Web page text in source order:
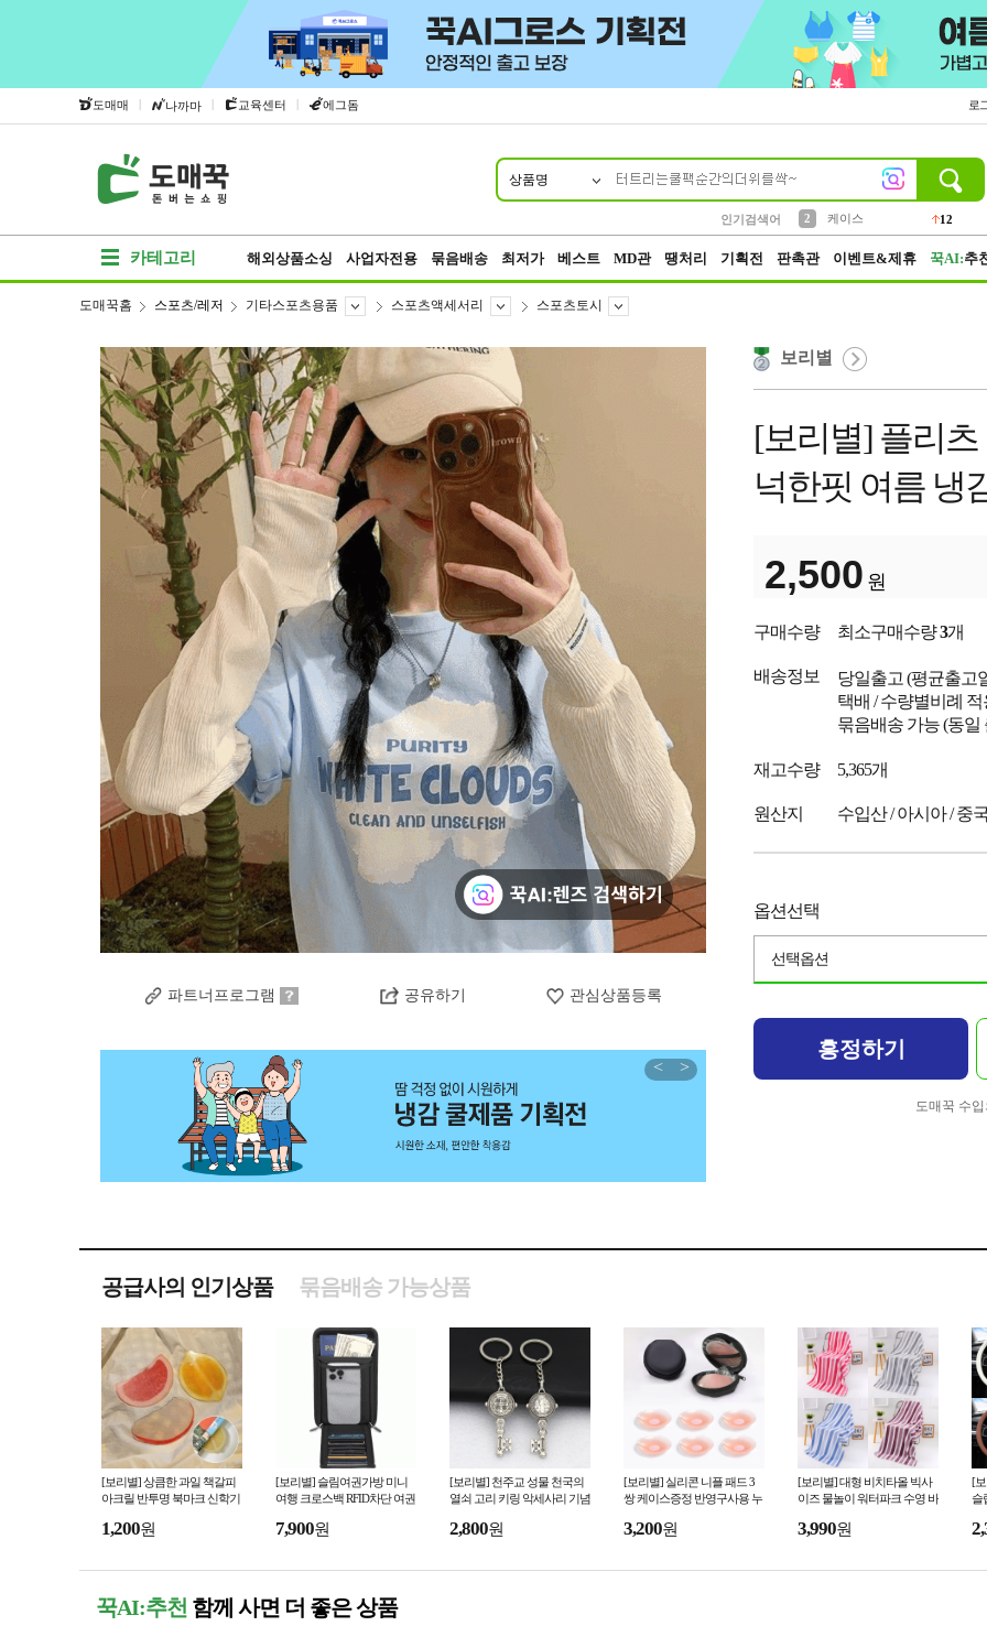
도매매 | 나까마 | 교육센터 | 에그돔 로
상품명
인기검색어
2
케이스
12
카테고리 해외상품소싱 사업자전용 묶음배송 최저가 베스트 MD관 땡처리 기획전 판촉관 이벤트&제휴 꾹AI:추
도매꾹홈 스포츠/레저 기타스포츠용품 스포츠액세서리 스포츠토시
베스트
파트너프로그램 공유하기 관심상품등록
< >
보리별
[보리별] 플리
넉한핏 여름 냉
2,500 원
구매수량 최소구매수량3개
배송정보 당일출고 (평균출고
택배 / 수량별비례
묶음배송 가능 (동일
재고수량 5,365개
원산지 수입산 / 아시아 / 중
옵션선택
선택옵션
흥정하기
도매꾹 수
공급사의 인기상품 묶음배송 가능상품
[보리별] 상큼한 과일 책갈피
아크릴 반투명 북마크 신학기
자몽 레몬 수박
1,200원
[보리별] 슬림여권가방 미니
여행 크로스백 RFID차단 여권
랩 가방
7,900원
[보리별] 천주교 성물 천국의
열쇠 고리 키링 악세사리 기념
체선물
2,800원
[보리별] 실리콘 니플 패드 3
쌍 케이스증정 반영구사용 누
브라
3,200원
[보리별] 대형 비치타올 빅사
이즈 물놀이 워터파크 수영 바
3,990원
[
슬
용
꾹AI:추천 함께 사면 더 좋은 상품